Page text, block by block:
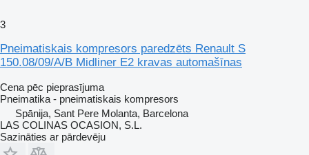
3
Pneimatiskais kompresors paredzēts Renault S
150.08/09/A/B Midliner E2 kravas automašīnas
Cena pēc pieprasījuma
Pneimatika - pneimatiskais kompresors
Spānija, Sant Pere Molanta, Barcelona
LAS COLINAS OCASION, S.L.
Sazināties ar pārdevēju